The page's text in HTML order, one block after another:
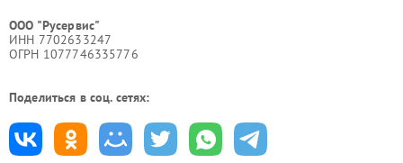
ООО "Русервис"
ИНН 7702633247
ОГРН 1077746335776
Поделиться в соц. сетях: